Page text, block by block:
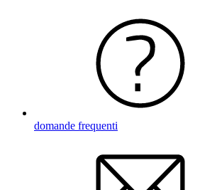
domande frequenti